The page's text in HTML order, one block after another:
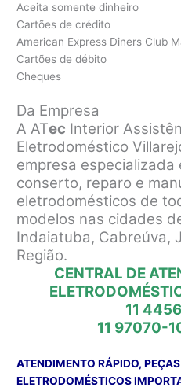
Aceita somente dinheiro
Cartões de crédito
American Express Diners Club
Cartões de débito
Cheques
Da Empresa
A ATec Interior
Eletrodoméstico
empresa especializada
conserto, reparo e
eletrodomésticos de
modelos nas cidades
Indaiatuba, Cabreúva,
Região.
CENTRAL DE
11
11 97070-
ATENDIMENTO RÁPIDO,
ELETRODOMÉSTICOS